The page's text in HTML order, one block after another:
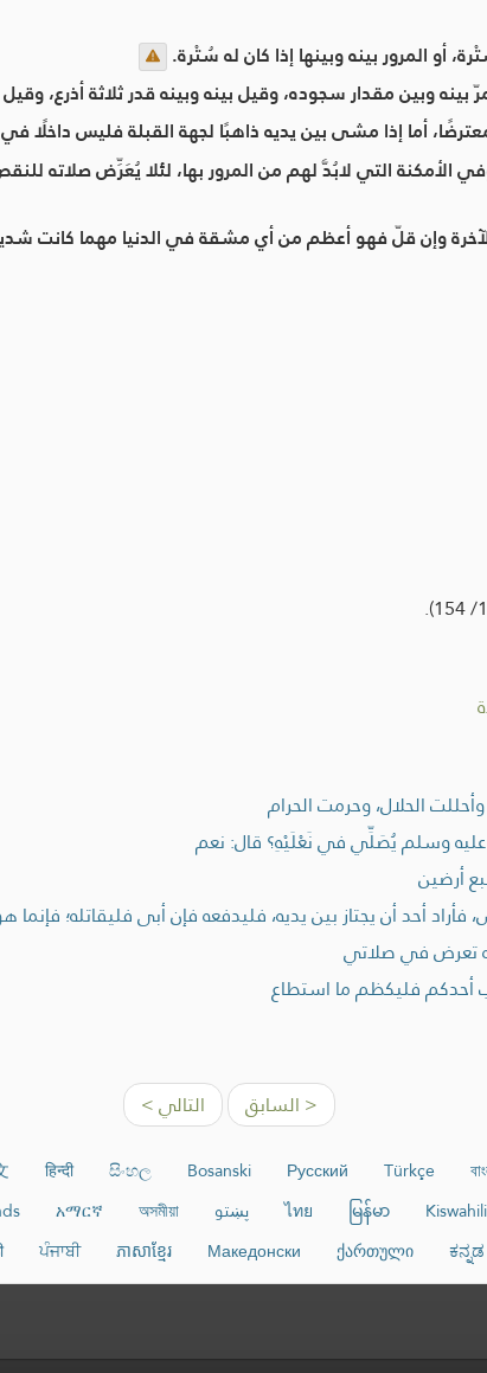
أو المرور بينه وبينها إذا كان له سُتْرة.
وبين مقدار سجوده، وقيل بينه وبينه قدر ثلاثة أذرع، وقيل
أما إذا مشى بين يديه ذاهبًا لجهة القبلة فليس داخلًا
التي لابُدَّ لهم من المرور بها، لئلا يُعَرِّض صلاته
وإن قلّ فهو أعظم من أي مشقة في الدنيا مهما كانت
الحلال، وحرمت الحرام
وسلم يُصَلِّي في نَعْلَيْهِ؟ قال: نعم
أرضين
أحد أن يجتاز بين يديه، فليدفعه فإن أبى فليقاتله؛
تعرض في صلاتي
أحدكم فليكظم ما استطاع
< السابق التالي >
Türkçe
Русский
Bosanski
සිංහල
हिन्दी
Kiswahili
မြန်မာ
ไทย پښتو অসমীয়া
አማርኛ
ಕನ್ನಡ
ქართული
Македонски
ភាសាខ្មែរ
ਪੰਜਾਬੀ